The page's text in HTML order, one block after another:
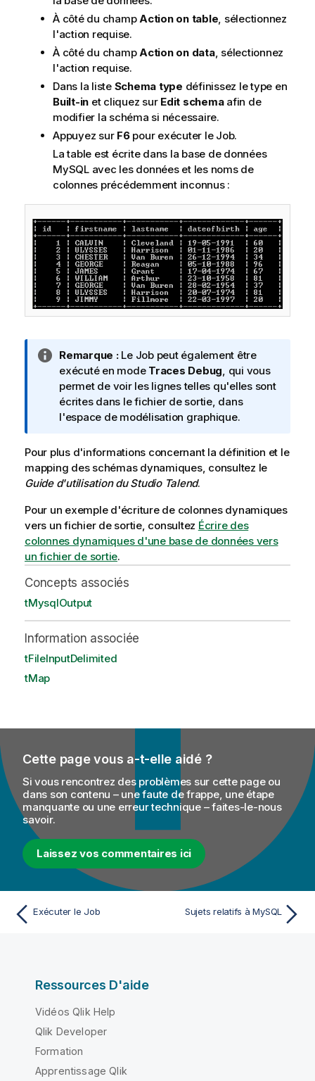
À côté du champAction on table, sélectionnez
l'action requise.
À côté du champAction on data, sélectionnez
l'action requise.
Dans la liste Schema type définissez le type en
Built-in et cliquez sur Edit schemaafin de
modifier la schéma si nécessaire.
Appuyez sur F6pour exécuter le Job.
La table est écrite dans la base de données
MySQL avec les données et les noms de
colonnes précédemment inconnus :
N
o
t
e
I
f
o
r
a
t
i
o
s
Remarque :Le Job peut également être
exécuté en mode Traces Debug , qui vous
permet de voir les lignes telles qu'elles sont
écrites dans le fichier de sortie, dans
l'espace de modélisation graphique.
Pour plus d'informations concernant la définition et le
mapping des schémas dynamiques, consultez le
Guide d'utilisation du Studio Talend.
Pour un exemple d'écriture de colonnes dynamiques
vers un fichier de sortie, consultez Écrire des
colonnes dynamiques d'une base de données vers
un fichier de sortie.
Concepts associés
tMysqlOutput
Information associée
tFileInputDelimited
tMap
Cette page vous a-t-elle aidé ?
Si vous rencontrez des problèmes sur cette page ou
dans son contenu – une faute de frappe, une étape
manquante ou une erreur technique – faites-le-nous
savoir.
Laissez vos commentaires ici
Exécuter le Job Sujets relatifs à MySQL
Ressources D'aide
Vidéos Qlik Help
Qlik Developer
Formation
Apprentissage Qlik